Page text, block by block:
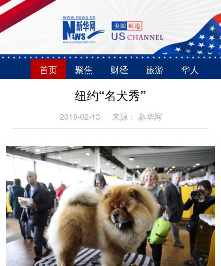
首页 聚焦 财经 旅游 华人
纽约“名犬秀”
2018-02-13 来源： 新华网